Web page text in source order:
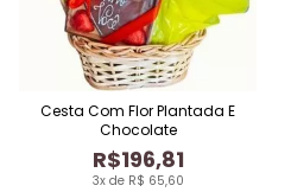
3x de R$ 65,60
R$196,81
Cesta Com Flor Plantada E
Chocolate